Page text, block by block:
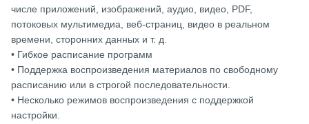
числе приложений, изображений, аудио, видео, PDF,
потоковых мультимедиа, веб-страниц, видео в реальном
времени, сторонних данных и т. д.
• Гибкое расписание программ
• Поддержка воспроизведения материалов по свободному
расписанию или в строгой последовательности.
• Несколько режимов воспроизведения с поддержкой
настройки.